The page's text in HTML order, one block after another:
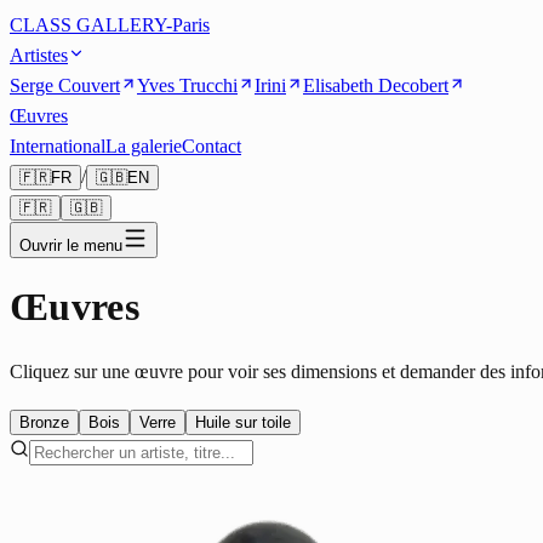
CLASS GALLERY-Paris
Artistes
Serge Couvert
Yves Trucchi Irini
Elisabeth Decobert
Œuvres
InternationalLa galerieContact
🇫🇷FR / 🇬🇧EN
🇫🇷
🇬🇧
Ouvrir le menu
Œuvres
Cliquez sur une œuvre pour voir ses dimensions et demander des
Bronze Bois Verre Huile sur toile